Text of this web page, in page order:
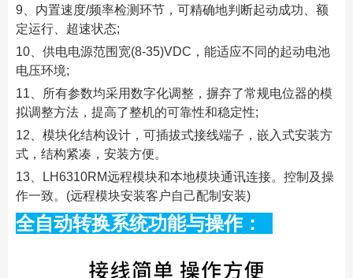
9、内置速度/频率检测环节，可精确地判断起动成功、额
定运行、超速状态;
10、供电电源范围宽(8-35)VDC，能适应不同的起动电池
电压环境;
11、所有参数均采用数字化调整，摒弃了常规电位器的模
拟调整方法，提高了整机的可靠性和稳定性;
12、模块化结构设计，可插拔式接线端子，嵌入式安装方
式，结构紧凑，安装方便。
13、LH6310RM远程模块和本地模块通讯连接。控制及操
作一致。(远程模块安装客户自己配制安装)
全自动转换系统功能与操作：